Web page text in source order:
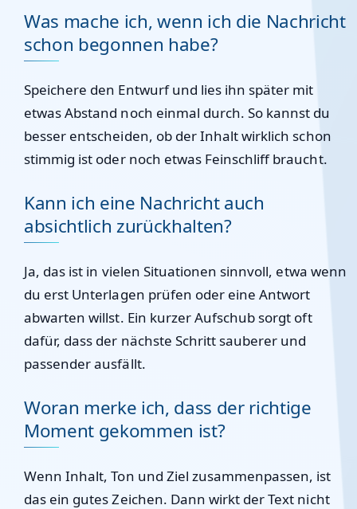
Was mache ich, wenn ich die Nachricht
schon begonnen habe?
Speichere den Entwurf und lies ihn später mit
etwas Abstand noch einmal durch. So kannst du
besser entscheiden, ob der Inhalt wirklich schon
stimmig ist oder noch etwas Feinschliff braucht.
Kann ich eine Nachricht auch
absichtlich zurückhalten?
Ja, das ist in vielen Situationen sinnvoll, etwa wenn
du erst Unterlagen prüfen oder eine Antwort
abwarten willst. Ein kurzer Aufschub sorgt oft
dafür, dass der nächste Schritt sauberer und
passender ausfällt.
Woran merke ich, dass der richtige
Moment gekommen ist?
Wenn Inhalt, Ton und Ziel zusammenpassen, ist
das ein gutes Zeichen. Dann wirkt der Text nicht